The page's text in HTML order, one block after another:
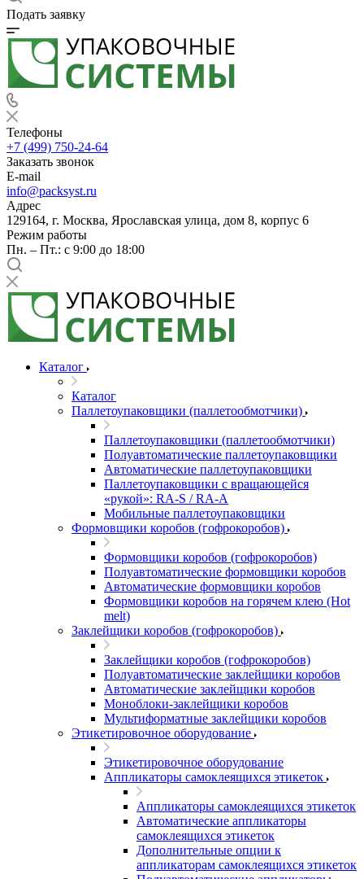
Подать заявку
Телефоны
+7 (499) 750-24-64
Заказать звонок
E-mail
info@packsyst.ru
Адрес
129164, г. Москва, Ярославская улица, дом 8, корпус 6
Режим работы
Пн. – Пт.: с 9:00 до 18:00
Каталог
Каталог
Паллетоупаковщики (паллетообмотчики)
Паллетоупаковщики (паллетообмотчики)
Полуавтоматические паллетоупаковщики
Автоматические паллетоупаковщики
Паллетоупаковщики с вращающейся
«рукой»: RA-S / RA-A
Мобильные паллетоупаковщики
Формовщики коробов (гофрокоробов)
Формовщики коробов (гофрокоробов)
Полуавтоматические формовщики коробов
Автоматические формовщики коробов
Формовщики коробов на горячем клею (Hot
melt)
Заклейщики коробов (гофрокоробов)
Заклейщики коробов (гофрокоробов)
Полуавтоматические заклейщики коробов
Автоматические заклейщики коробов
Моноблоки-заклейщики коробов
Мультиформатные заклейщики коробов
Этикетировочное оборудование
Этикетировочное оборудование
Аппликаторы самоклеящихся этикеток
Аппликаторы самоклеящихся этикеток
Автоматические аппликаторы
самоклеящихся этикеток
Дополнительные опции к
аппликаторам самоклеящихся этикеток